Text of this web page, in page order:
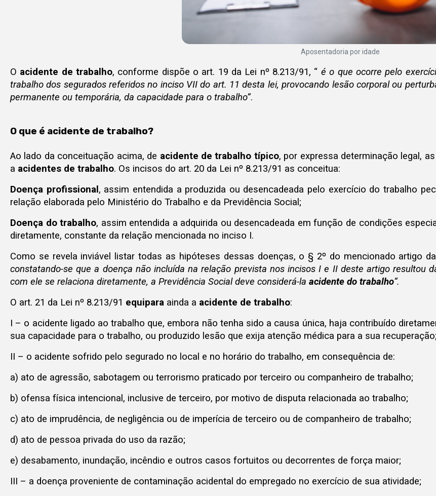
Aposentadoria por idade
O acidente de trabalho, conforme dispõe o art. 19 da Lei nº 8.213/91, “ é o que ocorre pelo
trabalho dos segurados referidos no inciso VII do art. 11 desta lei, provocando lesão corporal ou
permanente ou temporária, da capacidade para o trabalho”.
O que é acidente de trabalho?
Ao lado da conceituação acima, de acidente de trabalho típico, por expressa determinação legal,
a acidentes de trabalho. Os incisos do art. 20 da Lei nº 8.213/91 as conceitua:
Doença profissional , assim entendida a produzida ou desencadeada pelo exercício do trabalho
relação elaborada pelo Ministério do Trabalho e da Previdência Social;
Doença do trabalho, assim entendida a adquirida ou desencadeada em função de condições
diretamente, constante da relação mencionada no inciso I.
Como se revela inviável listar todas as hipóteses dessas doenças, o § 2º do mencionado artigo
constatando-se que a doença não incluída na relação prevista nos incisos I e II deste artigo resultou
com ele se relaciona diretamente, a Previdência Social deve considerá-la acidente do trabalho“.
O art. 21 da Lei nº 8.213/91 equipara ainda a acidente de trabalho:
I – o acidente ligado ao trabalho que, embora não tenha sido a causa única, haja contribuído
sua capacidade para o trabalho, ou produzido lesão que exija atenção médica para a sua recuperação;
II – o acidente sofrido pelo segurado no local e no horário do trabalho, em consequência de:
a) ato de agressão, sabotagem ou terrorismo praticado por terceiro ou companheiro de trabalho;
b) ofensa física intencional, inclusive de terceiro, por motivo de disputa relacionada ao trabalho;
c) ato de imprudência, de negligência ou de imperícia de terceiro ou de companheiro de trabalho;
d) ato de pessoa privada do uso da razão;
e) desabamento, inundação, incêndio e outros casos fortuitos ou decorrentes de força maior;
III – a doença proveniente de contaminação acidental do empregado no exercício de sua atividade;